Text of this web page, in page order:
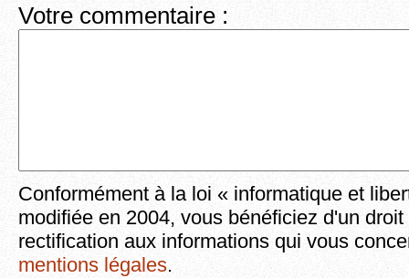
Votre commentaire :
Conformément à la loi « informatique et
modifiée en 2004, vous bénéficiez d'un
rectification aux informations qui vous
mentions légales.